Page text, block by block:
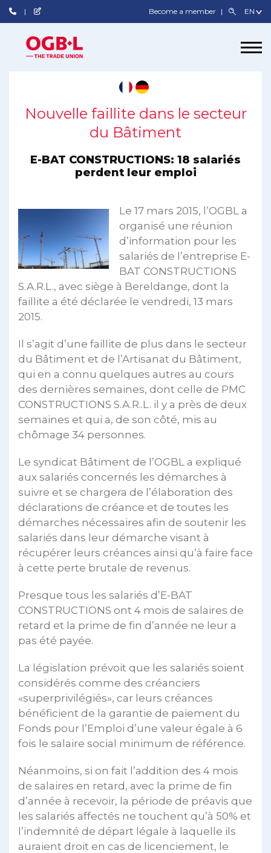
Become a member
Nouvelle faillite dans le secteur
du Bâtiment
E-BAT CONSTRUCTIONS: 18 salariés
perdent leur emploi
Le 17 mars 2015, l’OGBL a
organisé une réunion
d’information pour les
salariés de l’entreprise E-
BAT CONSTRUCTIONS
S.A.R.L., avec siège à Bereldange, dont la
faillite a été déclarée le vendredi, 13 mars
2015.
Il s’agit d’une faillite de plus dans le secteur
du Bâtiment et de l’Artisanat du Bâtiment,
qui en a connu quelques autres au cours
des dernières semaines, dont celle de PMC
CONSTRUCTIONS S.A.R..L. il y a près de deux
semaines et qui a, de son côté, mis au
chômage 34 personnes.
Le syndicat Bâtiment de l’OGBL a expliqué
aux salariés concernés les démarches à
suivre et se chargera de l’élaboration des
déclarations de créance et de toutes les
démarches nécessaires afin de soutenir les
salariés dans leur démarche visant à
récupérer leurs créances ainsi qu’à faire face
à cette perte brutale de revenus.
Presque tous les salariés d’E-BAT
CONSTRUCTIONS ont 4 mois de salaires de
retard et la prime de fin d’année ne leur a
pas été payée.
La législation prévoit que les salariés soient
considérés comme des créanciers
«superprivilégiés», car leurs créances
bénéficient de la garantie de paiement du
Fonds pour l’Emploi d’une valeur égale à 6
fois le salaire social minimum de référence.
Néanmoins, si on fait l’addition des 4 mois
de salaires en retard, avec la prime de fin
d’année à recevoir, la période de préavis que
les salariés affectés ne touchent qu’à 50% et
l’indemnité de départ légale à laquelle ils
auraient droit en cas de licenciement, le